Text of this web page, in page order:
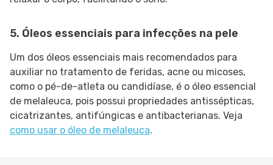
5. Óleos essenciais para infecções na pele
Um dos óleos essenciais mais recomendados para
auxiliar no tratamento de feridas, acne ou micoses,
como o pé-de-atleta ou candidíase, é o óleo essencial
de melaleuca, pois possui propriedades antissépticas,
cicatrizantes, antifúngicas e antibacterianas. Veja
como usar o óleo de melaleuca.